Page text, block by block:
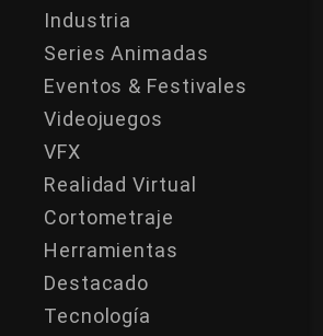
Industria
Series Animadas
Eventos & Festivales
Videojuegos
VFX
Realidad Virtual
Cortometraje
Herramientas
Destacado
Tecnología